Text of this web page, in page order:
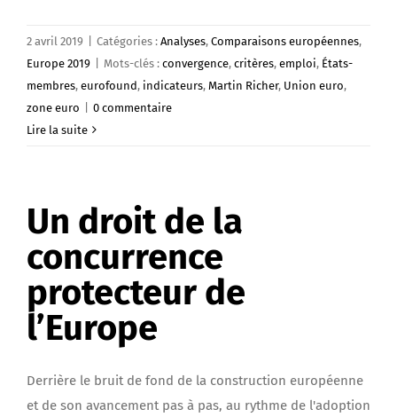
2 avril 2019 Catégories : Analyses, Comparaisons européennes,
Europe 2019
Mots-clés : convergence, critères, emploi, États-
membres, eurofound, indicateurs, Martin Richer, Union euro,
zone euro
0 commentaire
Lire la suite
Un droit de la
concurrence
protecteur de
l’Europe
Derrière le bruit de fond de la construction européenne
et de son avancement pas à pas, au rythme de l'adoption